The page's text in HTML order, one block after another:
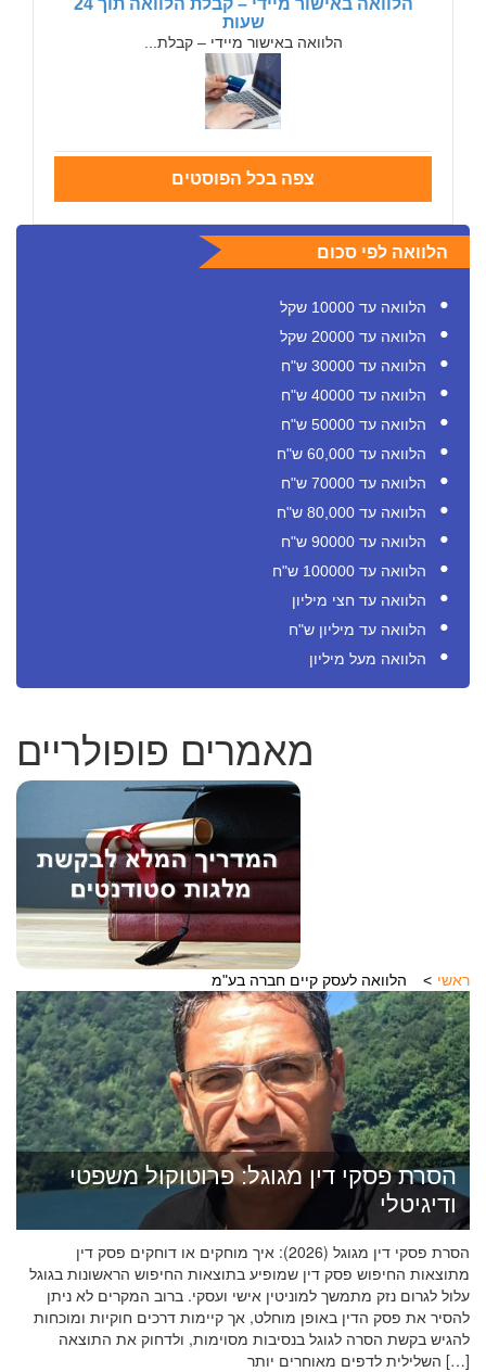
הלוואה באישור מיידי – קבלת הלוואה תוך 24
שעות
הלוואה באישור מיידי – קבלת...
צפה בכל הפוסטים
הלוואה לפי סכום
הלוואה עד 10000 שקל
הלוואה עד 20000 שקל
הלוואה עד 30000 ש"ח
הלוואה עד 40000 ש"ח
הלוואה עד 50000 ש"ח
הלוואה עד 60,000 ש"ח
הלוואה עד 70000 ש"ח
הלוואה עד 80,000 ש"ח
הלוואה עד 90000 ש"ח
הלוואה עד 100000 ש"ח
הלוואה עד חצי מיליון
הלוואה עד מיליון ש"ח
הלוואה מעל מיליון
מאמרים פופולריים
ראשי הלוואה לעסק קיים חברה בע"מ
הסרת פסקי דין מגוגל: פרוטוקול משפטי
ודיגיטלי
הסרת פסקי דין מגוגל (2026): איך מוחקים או דוחקים פסק דין
מתוצאות החיפוש פסק דין שמופיע בתוצאות החיפוש הראשונות בגוגל
עלול לגרום נזק מתמשך למוניטין אישי ועסקי. ברוב המקרים לא ניתן
להסיר את פסק הדין באופן מוחלט, אך קיימות דרכים חוקיות ומוכחות
להגיש בקשת הסרה לגוגל בנסיבות מסוימות, ולדחוק את התוצאה
השלילית לדפים מאוחרים יותר […]